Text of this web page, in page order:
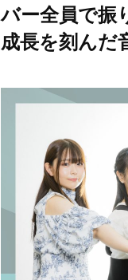
バー全員で振
成長を刻んだ